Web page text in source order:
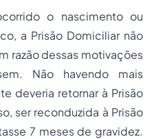
o nascimento ou
a Prisão Domiciliar não
razão dessas motivações
Não havendo mais
deveria retornar à Prisão
ser reconduzida à Prisão
7 meses de gravidez.